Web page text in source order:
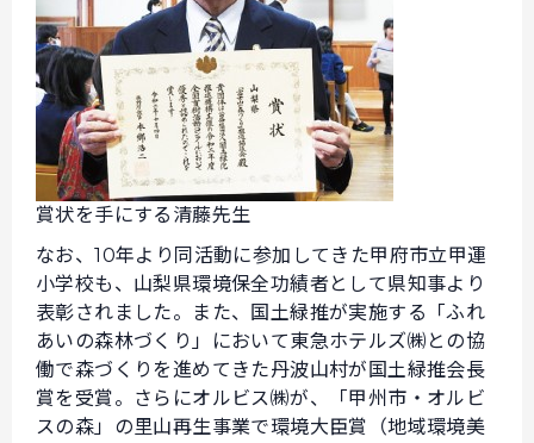
賞状を手にする清藤先生
なお、10年より同活動に参加してきた甲府市立甲運
小学校も、山梨県環境保全功績者として県知事より
表彰されました。また、国土緑推が実施する「ふれ
あいの森林づくり」において東急ホテルズ㈱との協
働で森づくりを進めてきた丹波山村が国土緑推会長
賞を受賞。さらにオルビス㈱が、「甲州市・オルビ
スの森」の里山再生事業で環境大臣賞（地域環境美